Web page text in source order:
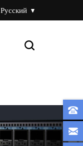
Русский